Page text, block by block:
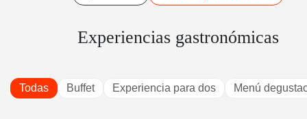
Experiencias gastronómicas
Todas Buffet Experiencia para dos Menú